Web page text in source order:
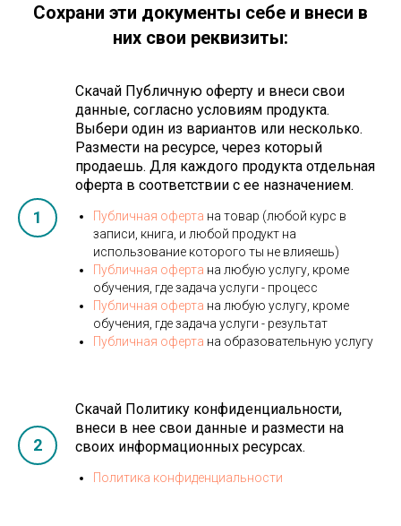
Сохрани эти документы себе и внеси в
них свои реквизиты:
1
Скачай Публичную оферту и внеси свои
данные, согласно условиям продукта.
Выбери один из вариантов или несколько.
Размести на ресурсе, через который
продаешь. Для каждого продукта отдельная
оферта в соответствии с ее назначением.
Публичная оферта на товар (любой курс в
записи, книга, и любой продукт на
использование которого ты не влияешь)
Публичная оферта на любую услугу, кроме
обучения, где задача услуги - процесс
Публичная оферта на любую услугу, кроме
обучения, где задача услуги - результат
Публичная оферта на образовательную услугу
2
Скачай Политику конфиденциальности,
внеси в нее свои данные и размести на
своих информационных ресурсах.
Политика конфиденциальности